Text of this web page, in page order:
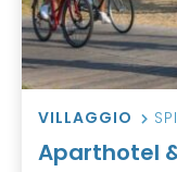
VILLAGGIO
Aparthotel